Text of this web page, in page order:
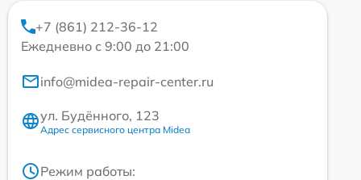
+7 (861) 212-36-12
Ежедневно с 9:00 до 21:00
info@midea-repair-center.ru
ул. Будённого, 123
Адрес сервисного центра Midea
Режим работы: